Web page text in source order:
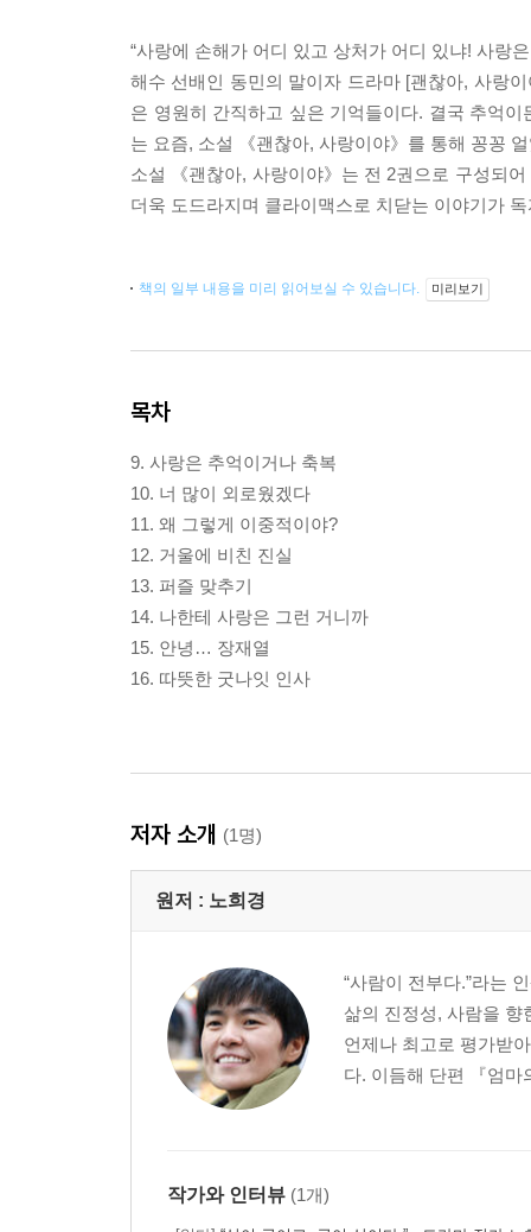
“사랑에 손해가 어디 있고 상처가 어디 있냐! 사랑
해수 선배인 동민의 말이자 드라마 [괜찮아, 사랑
은 영원히 간직하고 싶은 기억들이다. 결국 추억
는 요즘, 소설 《괜찮아, 사랑이야》를 통해 꽁꽁
소설 《괜찮아, 사랑이야》는 전 2권으로 구성되
더욱 도드라지며 클라이맥스로 치닫는 이야기가
책의 일부 내용을 미리 읽어보실 수 있습니다. 미리보기
목차
9. 사랑은 추억이거나 축복
10. 너 많이 외로웠겠다
11. 왜 그렇게 이중적이야?
12. 거울에 비친 진실
13. 퍼즐 맞추기
14. 나한테 사랑은 그런 거니까
15. 안녕… 장재열
16. 따뜻한 굿나잇 인사
저자 소개 (1명)
원저 : 노희경
“사람이 전부다.”라는
삶의 진정성, 사람을
언제나 최고로 평가받
다. 이듬해 단편 『엄마
작가와 인터뷰 (1개)